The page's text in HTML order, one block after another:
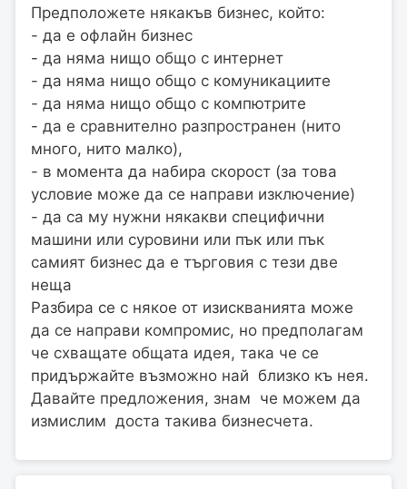
Предположете някакъв бизнес, който:
- да е офлайн бизнес
- да няма нищо общо с интернет
- да няма нищо общо с комуникациите
- да няма нищо общо с компютрите
- да е сравнително разпространен (нито
много, нито малко),
- в момента да набира скорост (за това
условие може да се направи изключение)
- да са му нужни някакви специфични
машини или суровини или пък или пък
самият бизнес да е търговия с тези две
неща
Разбира се с някое от изискванията може
да се направи компромис, но предполагам
че схващате общата идея, така че се
придържайте възможно най близко къ нея.
Давайте предложения, знам че можем да
измислим доста такива бизнесчета.